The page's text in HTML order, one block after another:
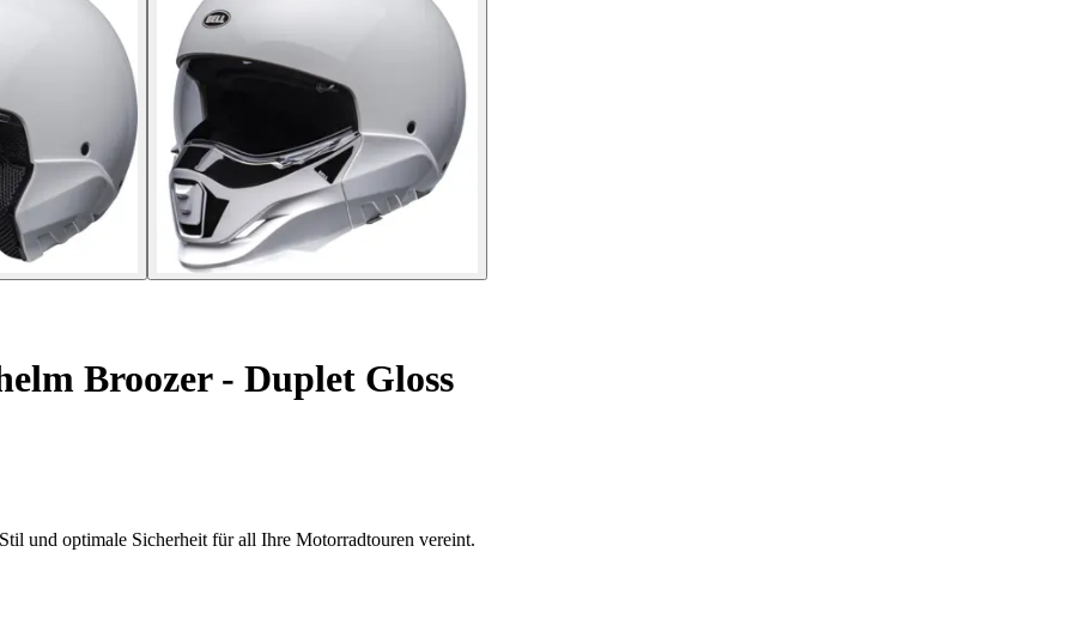
Broozer - Duplet Gloss
und optimale Sicherheit für all Ihre Motorradtouren vereint.